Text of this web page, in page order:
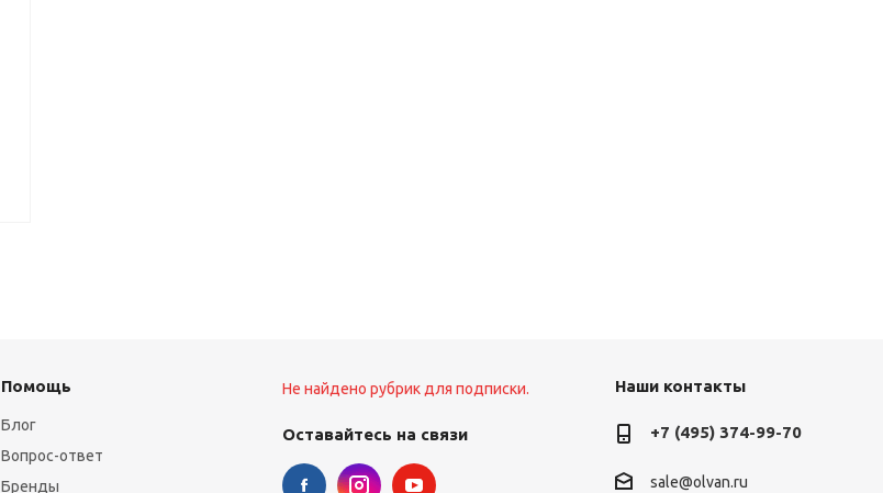
Помощь
Блог
Вопрос-ответ
Бренды
Не найдено рубрик для подписки.
Оставайтесь на связи
Наши контакты
+7 (495) 374-99-70
sale@olvan.ru